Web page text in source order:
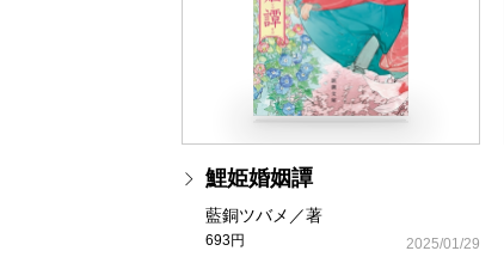
鯉姫婚姻譚
藍銅ツバメ／著
693円
2025/01/29